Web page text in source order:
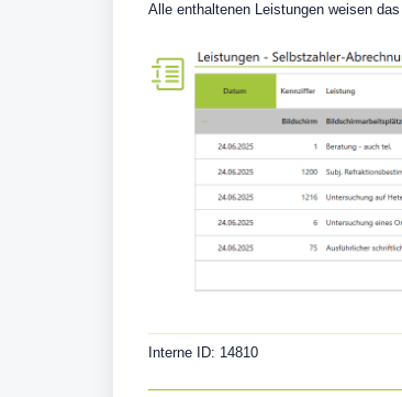
Alle enthaltenen Leistungen weisen
Interne ID: 14810